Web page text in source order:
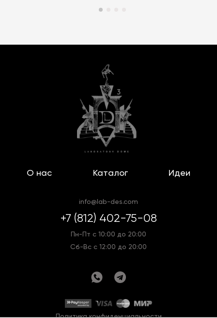
О нас Каталог Идеи
info@lab-des.com
+7 (812) 402-75-08
Пн-Пт с 10:00 до 20:00
Сб-Вс с 12:00 до 20:00
Политика конфиденциальности